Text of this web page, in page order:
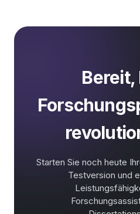
Bereit,
Starten Sie noch heute
Testversion und